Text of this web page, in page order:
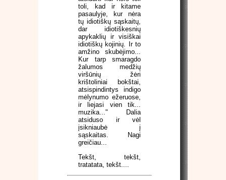
toli, kad ir kitame
pasaulyje, kur nėra
tų idiotiškų sąskaitų,
dar idiotiškesnių
apykaklių ir visiškai
idiotiškų kojinių. Ir to
amžino skubėjimo...
Kur tarp smaragdo
žalumos medžių
viršūnių žėri
krištoliniai bokštai,
atsispindintys indigo
mėlynumo ežeruose,
ir liejasi vien tik...
muzika..." Dalia
atsiduso ir vėl
įsikniaubė į
sąskaitas. Nagi
greičiau...
Tekšt, tekšt,
tratatata, tekšt....